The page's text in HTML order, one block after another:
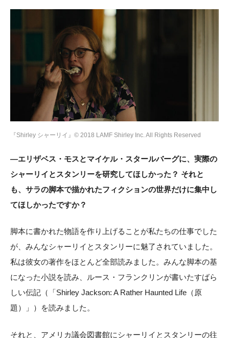
『Shirley シャーリイ』© 2018 LAMF Shirley Inc. All Rights Reserved
―エリザベス・モスとマイケル・スタールバーグに、実際の
シャーリイとスタンリーを研究してほしかった？ それと
も、サラの脚本で描かれたフィクションの世界だけに集中し
てほしかったですか？
脚本に書かれた物語を作り上げることが私たちの仕事でした
が、みんなシャーリイとスタンリーに魅了されていました。
私は彼女の著作をほとんど全部読みました。みんな脚本の基
になった小説を読み、ルース・フランクリンが書いたすばら
しい伝記（「Shirley Jackson: A Rather Haunted Life（原
題）」）を読みました。
それと、アメリカ議会図書館にシャーリイとスタンリーの往